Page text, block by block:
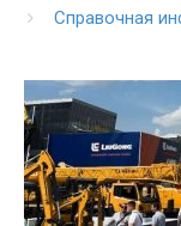
Справочная